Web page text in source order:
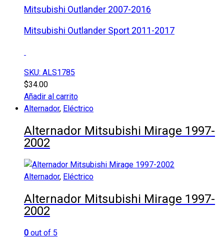
Mitsubishi Outlander 2007-2016
Mitsubishi Outlander Sport 2011-2017
SKU: ALS1785
$34.00
Añadir al carrito
Alternador, Eléctrico
Alternador Mitsubishi Mirage 1997-
2002
Alternador, Eléctrico
Alternador Mitsubishi Mirage 1997-
2002
0 out of 5